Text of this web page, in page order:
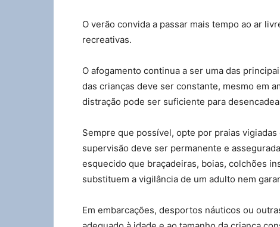
O verão convida a passar mais tempo ao ar
recreativas.
O afogamento continua a ser uma das
das crianças deve ser constante, mesmo em
distração pode ser suficiente para
Sempre que possível, opte por praias
supervisão deve ser permanente e
esquecido que braçadeiras, boias, colchões
substituem a vigilância de um adulto nem
Em embarcações, desportos náuticos ou